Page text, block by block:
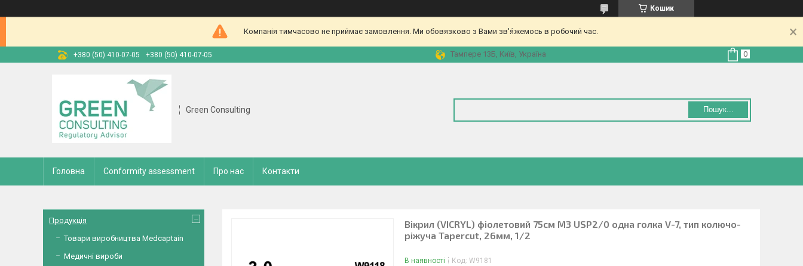
Кошик
Компанія тимчасово не приймає замовлення. Ми обовязково з Вами зв'я́жемось в робочий час.
+380 (50) 410-07-05 +380 (50) 410-07-05 Тампере 13Б, Київ, Україна
Green Consulting Пошук...
Головна Conformity assessment Про нас Контакти
Вікрил (VICRYL) фіолетовий 75см M3 USP2/0 одна голка V-7, тип колючо-
ріжуча Tapercut, 26мм, 1/2
В наявності Код: W9181
Продукція
Товари виробництва Medcaptain
Медичні вироби